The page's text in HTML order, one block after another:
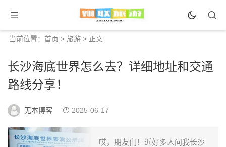
当前位置： 首页 > 旅游 > 正文
长沙海底世界怎么去？详细地址和交通
路线分享！
无本博客 2025-06-17
哎，朋友们！近好多人问我长沙